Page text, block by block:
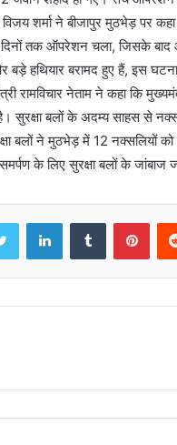
शर्मा ने बीजापुर मुठभेड़ पर
तक ऑपरेशन चला, जिसके
हथियार बरामद हुए हैं, इस
रामविचार नेताम ने कहा कि
सुरक्षा बलों के अदम्य साहस से
बलों ने मुठभेड़ में 12 नक्सलियों
के लिए सुरक्षा बलों के